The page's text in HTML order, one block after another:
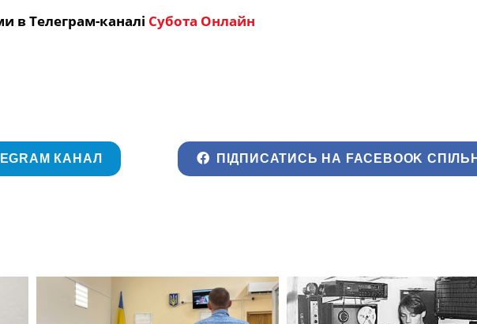
в Телеграм-каналі Субота Онлайн
КАНАЛ ПІДПИСАТИСЬ НА FACEBOOK